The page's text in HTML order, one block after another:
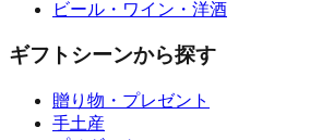
ビール・ワイン・洋酒
ギフトシーンから探す
贈り物・プレゼント
手土産